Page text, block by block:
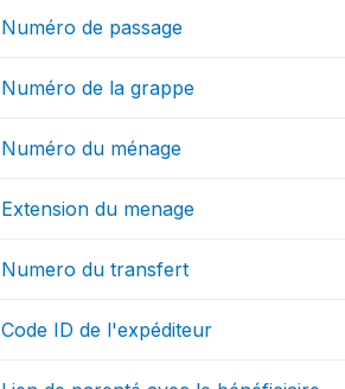
Numéro de passage
Numéro de la grappe
Numéro du ménage
Extension du menage
Numero du transfert
Code ID de l'expéditeur